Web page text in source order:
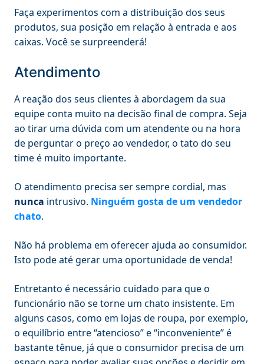
Faça experimentos com a distribuição dos seus
produtos, sua posição em relação à entrada e aos
caixas. Você se surpreenderá!
Atendimento
A reação dos seus clientes à abordagem da sua
equipe conta muito na decisão final de compra. Seja
ao tirar uma dúvida com um atendente ou na hora
de perguntar o preço ao vendedor, o tato do seu
time é muito importante.
O atendimento precisa ser sempre cordial, mas
nunca intrusivo. Ninguém gosta de um vendedor
chato.
Não há problema em oferecer ajuda ao consumidor.
Isto pode até gerar uma oportunidade de venda!
Entretanto é necessário cuidado para que o
funcionário não se torne um chato insistente. Em
alguns casos, como em lojas de roupa, por exemplo,
o equilíbrio entre “atencioso” e “inconveniente” é
bastante tênue, já que o consumidor precisa de um